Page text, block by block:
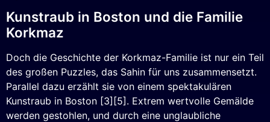
Kunstraub in Boston und die Familie
Korkmaz
Doch die Geschichte der Korkmaz-Familie ist nur ein Teil
des großen Puzzles, das Sahin für uns zusammensetzt.
Parallel dazu erzählt sie von einem spektakulären
Kunstraub in Boston [3][5]. Extrem wertvolle Gemälde
werden gestohlen, und durch eine unglaubliche